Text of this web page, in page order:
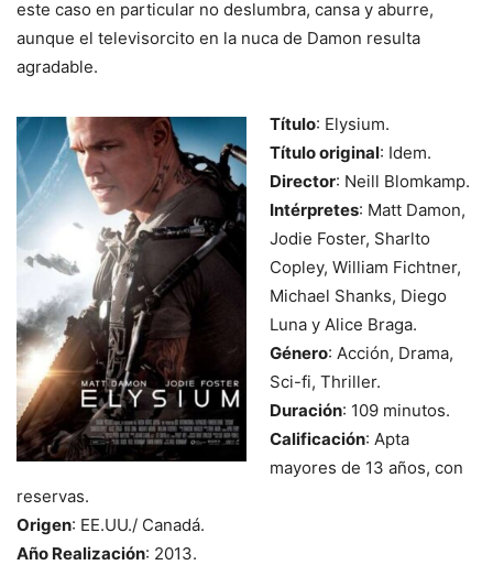
este caso en particular no deslumbra, cansa y aburre,
aunque el televisorcito en la nuca de Damon resulta
agradable.
Título: Elysium.
Título original: Idem.
Director: Neill Blomkamp.
Intérpretes: Matt Damon,
Jodie Foster, Sharlto
Copley, William Fichtner,
Michael Shanks, Diego
Luna y Alice Braga.
Género: Acción, Drama,
Sci-fi, Thriller.
Duración: 109 minutos.
Calificación: Apta
mayores de 13 años, con
reservas.
Origen: EE.UU./ Canadá.
Año Realización: 2013.